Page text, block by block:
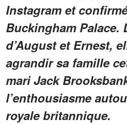
Instagram et
Buckingham Palace.
d’August et Ernest,
agrandir sa famille
mari Jack
l’enthousiasme
royale britannique.